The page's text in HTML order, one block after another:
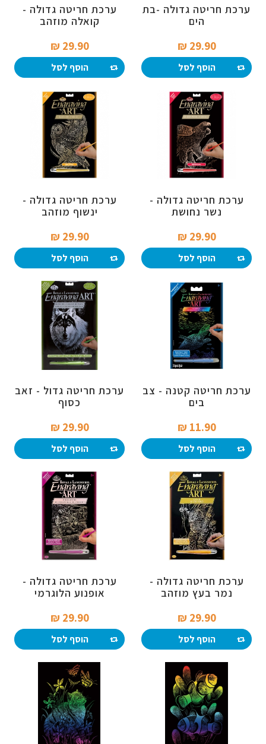
ערכת חריטה גדולה -בת
הים
29.90 ₪‎
הוסף לסל
ערכת חריטה גדולה -
קואלה מוזהב
29.90 ₪‎
הוסף לסל
ערכת חריטה גדולה -
נשר נחושת
29.90 ₪‎
הוסף לסל
ערכת חריטה גדולה -
ינשוף מוזהב
29.90 ₪‎
הוסף לסל
ערכת חריטה קטנה - צב
בים
11.90 ₪‎
הוסף לסל
ערכת חריטה גדול - זאב
כסוף
29.90 ₪‎
הוסף לסל
ערכת חריטה גדולה -
נמר בעץ מוזהב
29.90 ₪‎
הוסף לסל
ערכת חריטה גדולה -
אופנוע הלוגרמי
29.90 ₪‎
הוסף לסל